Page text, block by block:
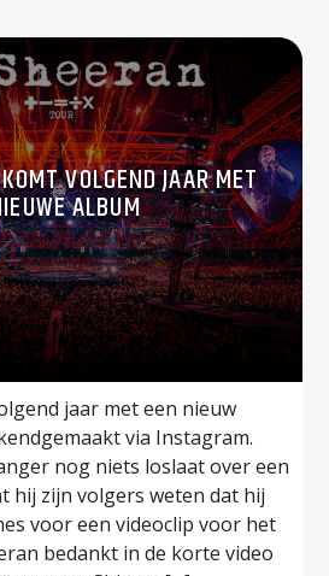
VOLGEND JAAR MET
ALBUM
jaar met een nieuw
via Instagram.
nog niets loslaat over een
hij zijn volgers weten dat hij
voor een videoclip voor het
bedankt in de korte video